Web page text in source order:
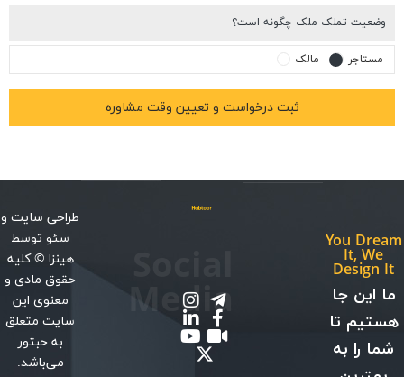
تملک ملک چگونه است؟
مالک
You
It,
جا
تا
را به
Media
طراحی سایتو
توسط
هینزا© کلیه
حقوق مادی و
معنوی این
سایت متعلق
به حبتور
می‌باشد.